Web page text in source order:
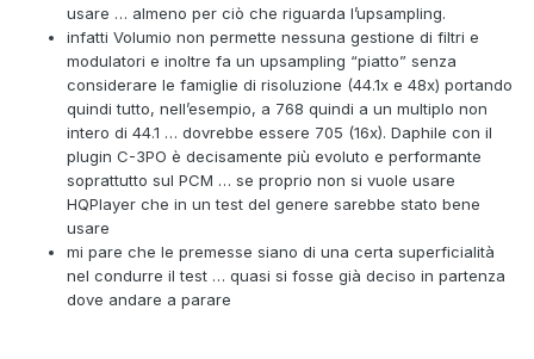
usare … almeno per ciò che riguarda l’upsampling.
infatti Volumio non permette nessuna gestione di filtri e
modulatori e inoltre fa un upsampling “piatto” senza
considerare le famiglie di risoluzione (44.1x e 48x) portando
quindi tutto, nell’esempio, a 768 quindi a un multiplo non
intero di 44.1 … dovrebbe essere 705 (16x). Daphile con il
plugin C-3PO è decisamente più evoluto e performante
soprattutto sul PCM … se proprio non si vuole usare
HQPlayer che in un test del genere sarebbe stato bene
usare
mi pare che le premesse siano di una certa superficialità
nel condurre il test … quasi si fosse già deciso in partenza
dove andare a parare